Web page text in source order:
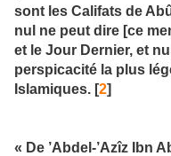
sont les Califats de
nul ne peut dire [ce
et le Jour Dernier, et
perspicacité la plus
Islamiques. [2]
« De ’Abdel-’Azîz Ibn